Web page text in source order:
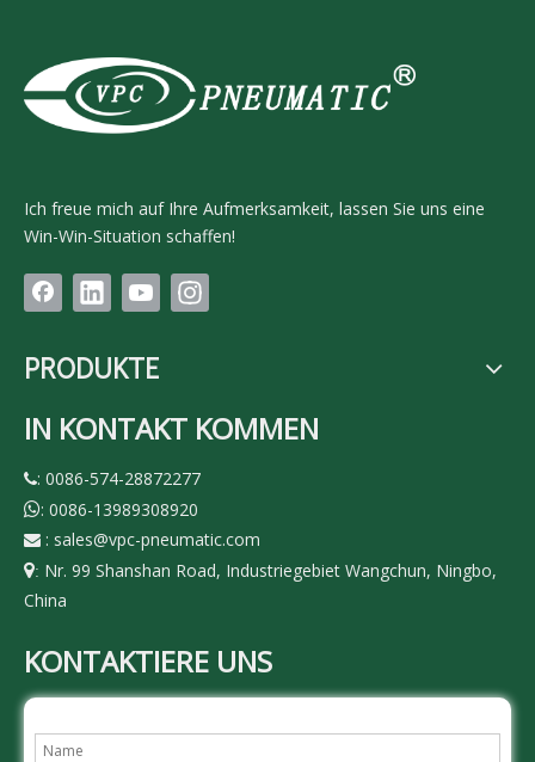
Ich freue mich auf Ihre Aufmerksamkeit, lassen Sie uns eine
Win-Win-Situation schaffen!
PRODUKTE
IN KONTAKT KOMMEN
: 0086-574-28872277
: 0086-13989308920
 : sales@vpc-pneumatic.com
: Nr. 99 Shanshan Road, Industriegebiet Wangchun, Ningbo,
China
KONTAKTIERE UNS